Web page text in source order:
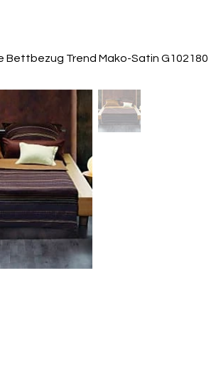
Bettbezug Trend Mako-Satin G102180